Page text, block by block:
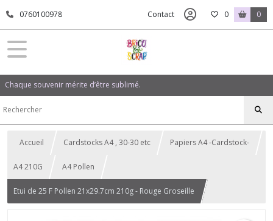
0760100978 Contact 0 0
Chaque souvenir mérite d’être sublimé.
Accueil Cardstocks A4 , 30-30 etc Papiers A4 -Cardstock-
A4 210G A4 Pollen
Etui de 25 F Pollen 21x29.7cm 210g - Rouge Groseille